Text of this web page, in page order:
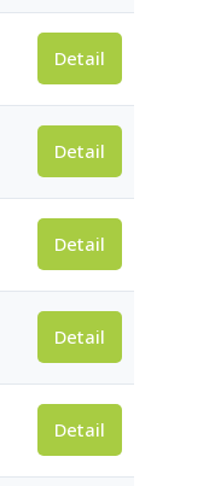
Detail
Detail
Detail
Detail
Detail